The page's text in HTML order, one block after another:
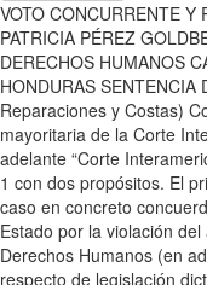
VOTO CONCURRENTE Y
PATRICIA PÉREZ
DERECHOS HUMANOS
HONDURAS SENTENCIA
Reparaciones y Costas)
mayoritaria de la Corte
adelante “Corte
1 con dos propósitos. El
caso en concreto
Estado por la violación
Derechos Humanos (en
respecto de legislación